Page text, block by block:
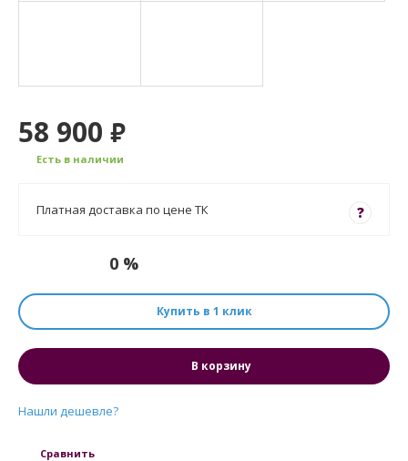
58 900 ₽
Есть в наличии
?
Платная доставка по цене ТК
0 %
Купить в 1 клик
В корзину
Нашли дешевле?
Сравнить